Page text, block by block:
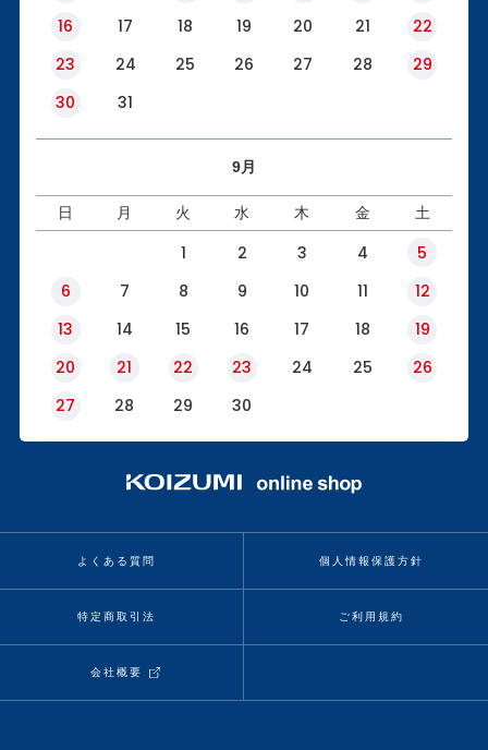
16
17 18 19 20 21
22
23
24 25 26 27 28
29
30
31
9月
日 月 火 水 木 金 土
1 2 3 4
5
6
7 8 9 10 11
12
13
14 15 16 17 18
19
20
21 22 23 24 25
26
27
28 29 30
よくある質問 個人情報保護方針
特定商取引法 ご利用規約
会社概要